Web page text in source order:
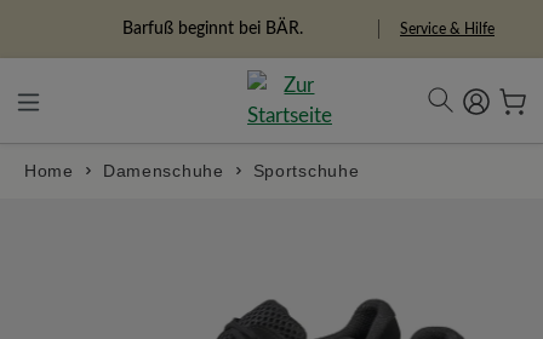
Freiheitspioniere Service & Hilfe
Home Damenschuhe Sportschuhe